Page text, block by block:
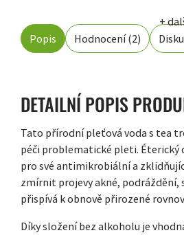
+
Popis
Hodnocení (2)
DETAILNÍ POPIS
Tato přírodní pleťová voda s tea
péči problematické pleti. Éterický
pro své antimikrobiální a
zmírnit projevy akné, podráždění,
přispívá k obnově přirozené
Díky složení bez alkoholu je